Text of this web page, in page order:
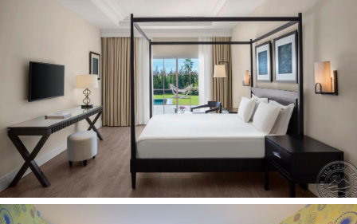
futbolo aikštė 2 (4 laukai: apie 7 km nuo viešbučio,
paplūdimio tinklinis nemokamai
teniso pamokos (už papildomą mokestį)
žaidimų automatai (už papildomą mokestį)
Paplūdimys
paplūdimio rankšluosčiai: nemokamai
stambaus žvyro/akmenuotas
baras paplūdimyje: nemokamai
nuosavas
pirsas
paplūdimyje: skėčiai, gultai, čiužiniai nemokamai